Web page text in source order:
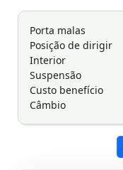
Porta malas
Posição de dirigir
Interior
Suspensão
Custo benefício
Câmbio